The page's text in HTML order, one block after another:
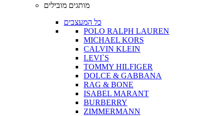
מותגים מובילים
כל המעצבים
POLO RALPH LAUREN
MICHAEL KORS
CALVIN KLEIN
LEVI`S
TOMMY HILFIGER
DOLCE & GABBANA
RAG & BONE
ISABEL MARANT
BURBERRY
ZIMMERMANN